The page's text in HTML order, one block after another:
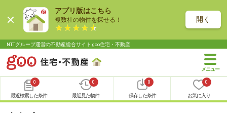
アプリ版はこちら
複数社の物件を探せる！ 開く
NTTグループ運営の不動産総合サイト goo住宅・不動産
0
最近検索した条件
0
最近見た物件
0
保存した条件
0
お気に入り